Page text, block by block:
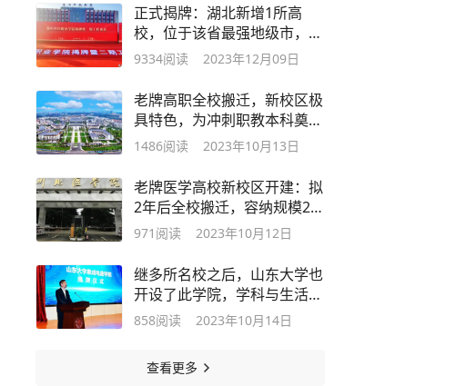
正式揭牌：湖北新增1所高
校，位于该省最强地级市，首
设6个专业
9334阅读 2023年12月09日
老牌高职全校搬迁，新校区极
具特色，为冲刺职教本科奠定
了基础
1486阅读 2023年10月13日
老牌医学高校新校区开建：拟
2年后全校搬迁，容纳规模2万
余人
971 阅读 2023年10月12日
继多所名校之后，山东大学也
开设了此学院，学科与生活息
息相关
858阅读 2023年10月14日
查看更多